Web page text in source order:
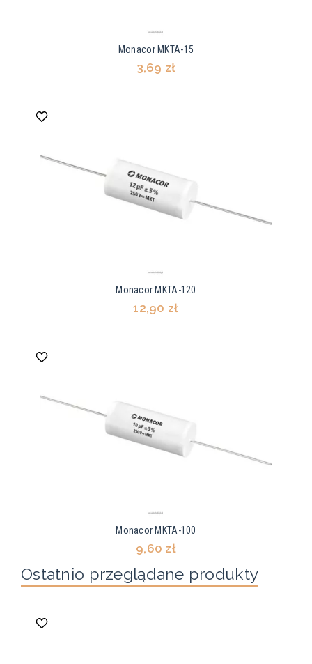
Monacor MKTA-15
3,69 zł
Monacor MKTA-120
12,90 zł
Monacor MKTA-100
9,60 zł
Ostatnio przeglądane produkty